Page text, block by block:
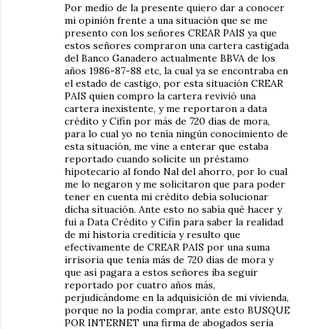
Por medio de la presente quiero dar a conocer
mi opinión frente a una situación que se me
presento con los señores CREAR PAIS ya que
estos señores compraron una cartera castigada
del Banco Ganadero actualmente BBVA de los
años 1986-87-88 etc, la cual ya se encontraba en
el estado de castigo, por esta situación CREAR
PAIS quien compro la cartera revivió una
cartera inexistente, y me reportaron a data
crédito y Cifin por más de 720 días de mora,
para lo cual yo no tenía ningún conocimiento de
esta situación, me vine a enterar que estaba
reportado cuando solicite un préstamo
hipotecario al fondo Nal del ahorro, por lo cual
me lo negaron y me solicitaron que para poder
tener en cuenta mi crédito debía solucionar
dicha situación. Ante esto no sabía qué hacer y
fui a Data Crédito y Cifin para saber la realidad
de mi historia crediticia y resulto que
efectivamente de CREAR PAIS por una suma
irrisoria que tenía más de 720 días de mora y
que así pagara a estos señores iba seguir
reportado por cuatro años más,
perjudicándome en la adquisición de mi vivienda,
porque no la podía comprar, ante esto BUSQUE
POR INTERNET una firma de abogados seria